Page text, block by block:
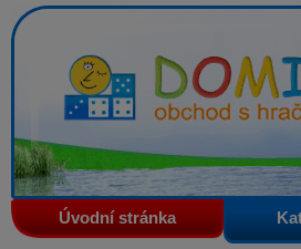
Domino - obchod s hračkami
Úvodní stránka